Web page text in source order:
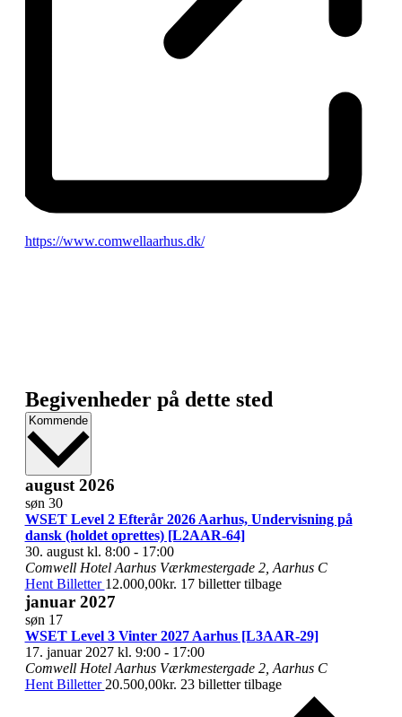
Hjemmeside
https://www.comwellaarhus.dk/
Begivenheder på dette sted
Kommende Vælg
august 2026
søn 30
WSET Level 2 Efterår 2026 Aarhus, Undervisning på
dansk (holdet oprettes) [L2AAR-64]
30. august kl. 8:00- 17:00
Comwell Hotel Aarhus Værkmestergade 2, Aarhus C
Hent Billetter 12.000,00kr. 17 billetter tilbage
januar 2027
søn 17
WSET Level 3 Vinter 2027 Aarhus [L3AAR-29]
17. januar 2027 kl. 9:00- 17:00
Comwell Hotel Aarhus Værkmestergade 2, Aarhus C
Hent Billetter20.500,00kr. 23 billetter tilbage